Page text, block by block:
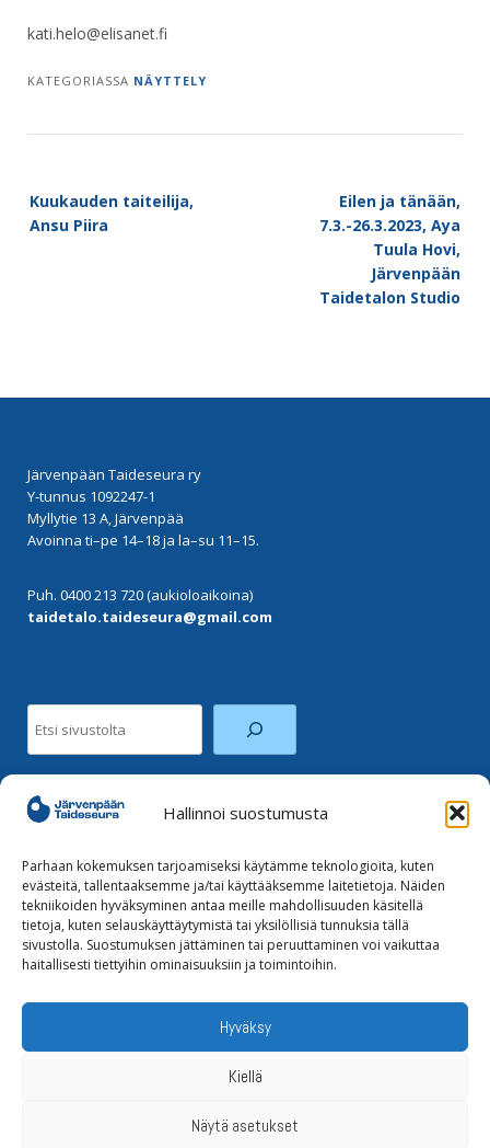
Hallinnoi suostumusta
Parhaan kokemuksen tarjoamiseksi käytämme teknologioita, kuten
evästeitä, tallentaaksemme ja/tai käyttääksemme laitetietoja. Näiden
tekniikoiden hyväksyminen antaa meille mahdollisuuden käsitellä
tietoja, kuten selauskäyttäytymistä tai yksilöllisiä tunnuksia tällä
sivustolla. Suostumuksen jättäminen tai peruuttaminen voi vaikuttaa
haitallisesti tiettyihin ominaisuuksiin ja toimintoihin.
Hyväksy
Kiellä
Näytä asetukset
kati.helo@elisanet.fi
KATEGORIASSA NÄYTTELY
navigation
Kuukauden taiteilija,
Ansu Piira
Eilen ja tänään,
7.3.-26.3.2023, Aya
Tuula Hovi,
Järvenpään
Taidetalon Studio
Järvenpään Taideseura ry
Y-tunnus 1092247-1
Myllytie 13 A, Järvenpää
Avoinna ti–pe 14–18 ja la–su 11–15.
Puh. 0400 213 720 (aukioloaikoina)
taidetalo.taideseura@gmail.com
Instagram
Tilaa uutiskirje
Tietoja evästeistä
AJANKOHTAISTA